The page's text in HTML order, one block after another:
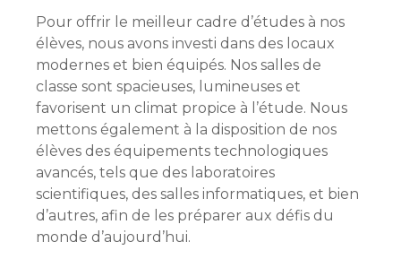
Pour offrir le meilleur cadre d’études à nos
élèves, nous avons investi dans des locaux
modernes et bien équipés. Nos salles de
classe sont spacieuses, lumineuses et
favorisent un climat propice à l’étude. Nous
mettons également à la disposition de nos
élèves des équipements technologiques
avancés, tels que des laboratoires
scientifiques, des salles informatiques, et bien
d’autres, afin de les préparer aux défis du
monde d’aujourd’hui.